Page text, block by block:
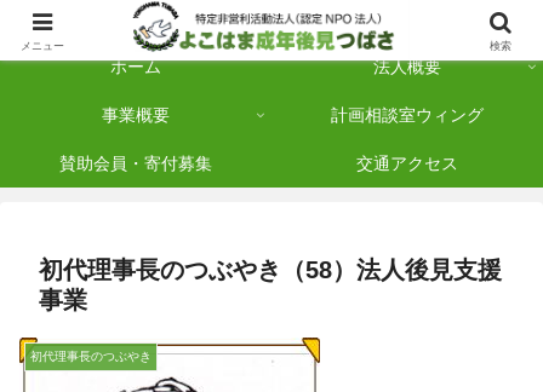
横浜市保土ケ谷区を拠点に「法人後見」を多数手がけている認定NPO法人です
ホーム 法人概要
事業概要 計画相談室ウィング
賛助会員・寄付募集 交通アクセス
初代理事長のつぶやき（58）法人後見支援
事業
初代理事長のつぶやき
メニュー 検索